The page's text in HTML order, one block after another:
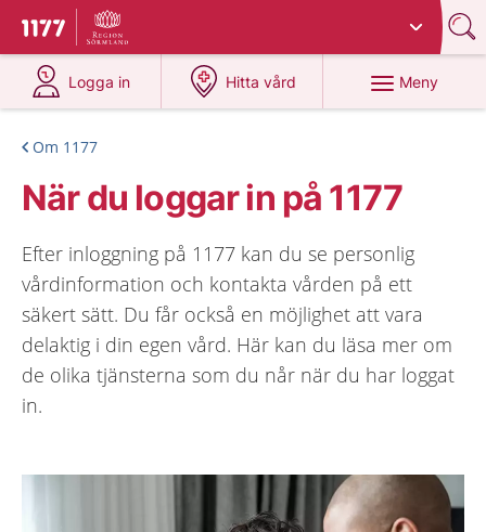
Till startsidan för 1177
Du har valt region
Logga in
på 1177.se
Hitta vård
på 1177.se
Meny
Om 1177
När du loggar in på 1177
Efter inloggning på 1177 kan du se personlig
vårdinformation och kontakta vården på ett
säkert sätt. Du får också en möjlighet att vara
delaktig i din egen vård. Här kan du läsa mer om
de olika tjänsterna som du når när du har loggat
in.